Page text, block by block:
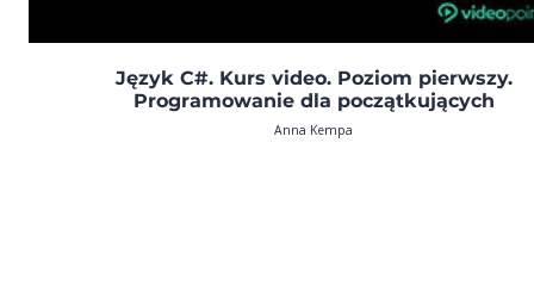
Język C#. Kurs video. Poziom pierwszy.
Programowanie dla początkujących
Anna Kempa